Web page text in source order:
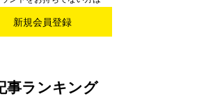
新規会員登録
事ランキング